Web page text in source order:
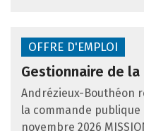
OFFRE D'EMPLOI
Gestionnaire de
Andrézieux-Bouthéon
la commande publique
novembre 2026